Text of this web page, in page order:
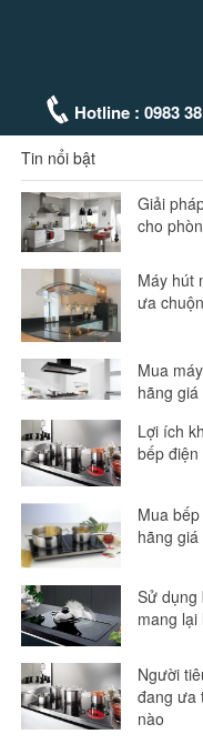
Hotline : 0983
Tin nổi bật
Giải
cho
Máy hút
ưa
Mua
hãng
Lợi ích
bếp
Mua
hãng giá
Sử dụng
mang
Người
đang ưa
nào